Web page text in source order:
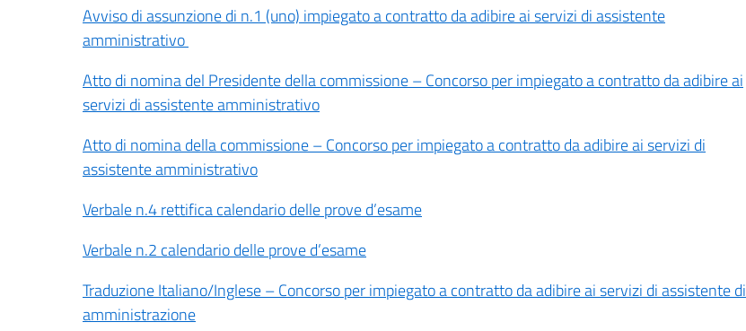
Avviso di assunzione di n.1 (uno) impiegato a contratto da adibire ai servizi di assistente
amministrativo
Atto di nomina del Presidente della commissione – Concorso per impiegato a contratto da adibire ai
servizi di assistente amministrativo
Atto di nomina della commissione – Concorso per impiegato a contratto da adibire ai servizi di
assistente amministrativo
Verbale n.4 rettifica calendario delle prove d’esame
Verbale n.2 calendario delle prove d’esame
Traduzione Italiano/Inglese – Concorso per impiegato a contratto da adibire ai servizi di assistente di
amministrazione